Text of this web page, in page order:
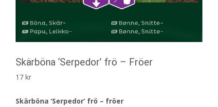
Skärböna ‘Serpedor’ frö – Fröer
17 kr
Skärböna ‘Serpedor’ frö – fröer